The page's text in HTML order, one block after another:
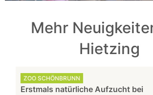
Mehr
Hietzing
ZOO SCHÖNBRUNN
Erstmals natürliche Aufzucht bei